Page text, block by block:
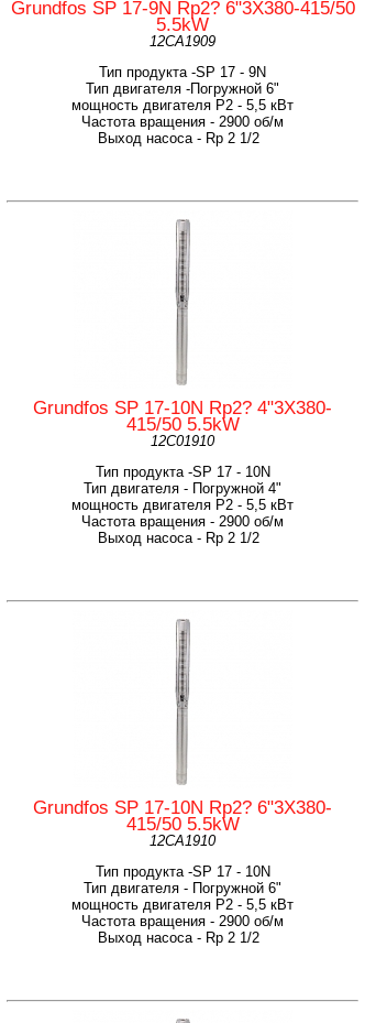
Grundfos SP 17-9N Rp2? 6"3X380-415/50
5.5kW
12CA1909
Тип продукта -SP 17 - 9N
Тип двигателя -Погружной 6"
мощность двигателя Р2 - 5,5 кВт
Частота вращения - 2900 об/м
Выход насоса - Rp 2 1/2
Grundfos SP 17-10N Rp2? 4"3X380-
415/50 5.5kW
12C01910
Тип продукта -SP 17 - 10N
Тип двигателя - Погружной 4"
мощность двигателя Р2 - 5,5 кВт
Частота вращения - 2900 об/м
Выход насоса - Rp 2 1/2
Grundfos SP 17-10N Rp2? 6"3X380-
415/50 5.5kW
12CA1910
Тип продукта -SP 17 - 10N
Тип двигателя - Погружной 6"
мощность двигателя Р2 - 5,5 кВт
Частота вращения - 2900 об/м
Выход насоса - Rp 2 1/2